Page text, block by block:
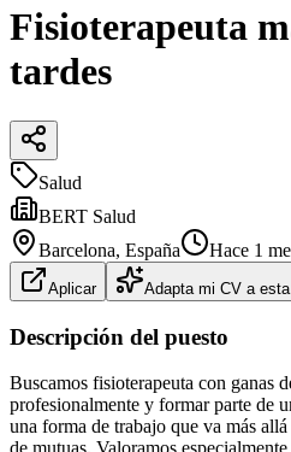
Fisioterapeuta
tardes
Salud
BERT Salud
Barcelona, España Hace 1
Aplicar Adapta mi CV a
Descripción del puesto
Buscamos fisioterapeuta con ganas
profesionalmente y formar parte de
una forma de trabajo que va más